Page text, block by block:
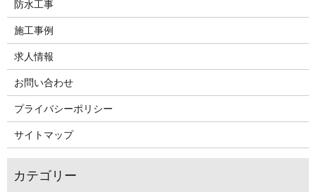
防水工事
施工事例
求人情報
お問い合わせ
プライバシーポリシー
サイトマップ